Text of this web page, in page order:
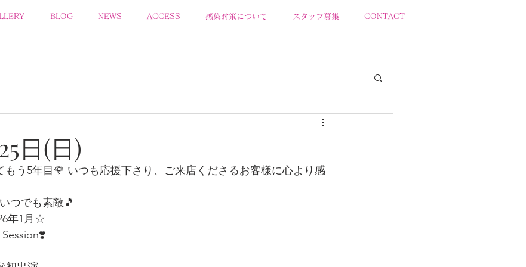
BLOG NEWS ACCESS 感染対策について スタッフ募集 CONTACT
日(日)
う5年目🌹 いつも応援下さり、ご来店くださるお客様に心より感
つでも素敵🎵
年1月☆